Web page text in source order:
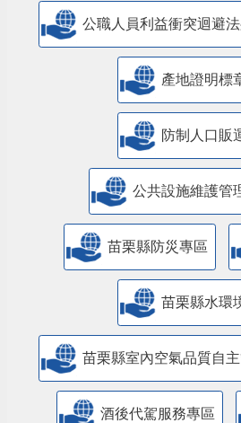
公職人員利益衝突迴避
產地證明標
防制人口販
公共設施維護管
苗栗縣防災專區
苗栗縣水環
苗栗縣室內空氣品質自
酒後代駕服務專區